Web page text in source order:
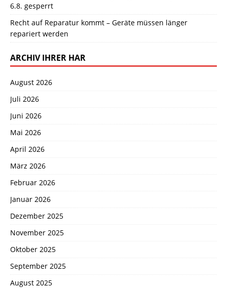
6.8. gesperrt
Recht auf Reparatur kommt – Geräte müssen länger
repariert werden
ARCHIV IHRER HAR
August 2026
Juli 2026
Juni 2026
Mai 2026
April 2026
März 2026
Februar 2026
Januar 2026
Dezember 2025
November 2025
Oktober 2025
September 2025
August 2025